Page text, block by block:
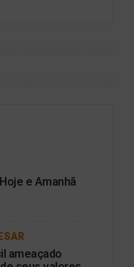
e Amanhã
ameaçado